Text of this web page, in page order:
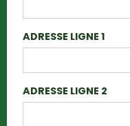
ADRESSE LIGNE 1
ADRESSE LIGNE 2